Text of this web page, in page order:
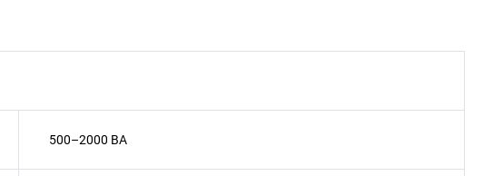
500–2000 ВА